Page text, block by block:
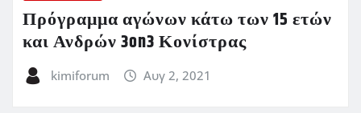
Πρόγραμμα αγώνων κάτω των 15 ετών
και Ανδρών 3on3 Κονίστρας
kimiforum Αυγ 2, 2021